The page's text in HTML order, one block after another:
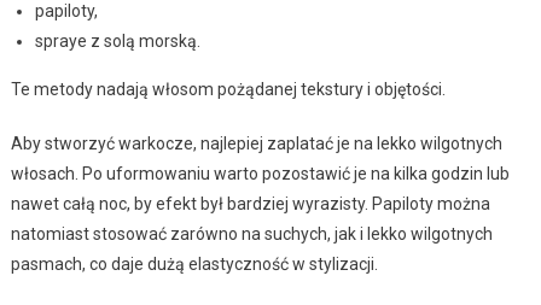
papiloty,
spraye z solą morską.
Te metody nadają włosom pożądanej tekstury i objętości.
Aby stworzyć warkocze, najlepiej zaplatać je na lekko wilgotnych
włosach. Po uformowaniu warto pozostawić je na kilka godzin lub
nawet całą noc, by efekt był bardziej wyrazisty. Papiloty można
natomiast stosować zarówno na suchych, jak i lekko wilgotnych
pasmach, co daje dużą elastyczność w stylizacji.